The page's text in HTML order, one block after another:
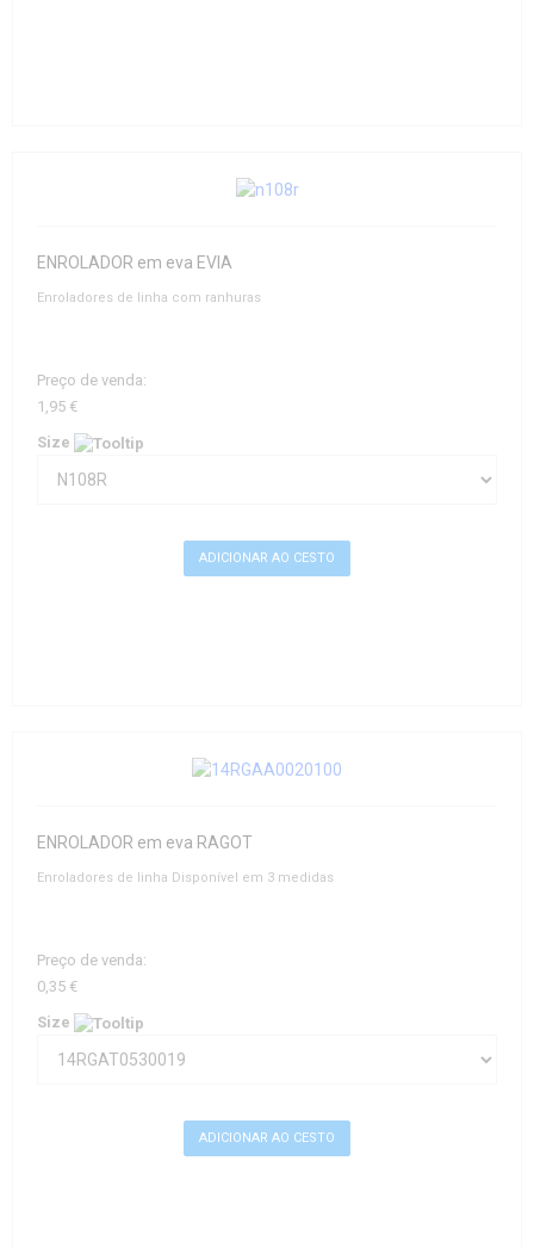
ENROLADOR em eva EVIA
Enroladores de linha com ranhuras
Preço de venda:
1,95 €
Size
ENROLADOR em eva RAGOT
Enroladores de linha Disponível em 3 medidas
Preço de venda:
0,35 €
Size